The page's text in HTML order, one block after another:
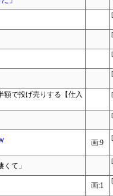
額で投げ売りする【仕入
画:9
て」
画:1